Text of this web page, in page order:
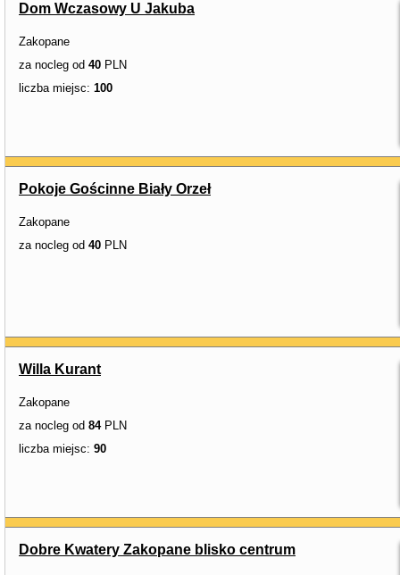
Dom Wczasowy U Jakuba
Zakopane
za nocleg od 40 PLN
liczba miejsc: 100
Pokoje Gościnne Biały Orzeł
Zakopane
za nocleg od 40 PLN
Willa Kurant
Zakopane
za nocleg od 84PLN
liczba miejsc: 90
Dobre Kwatery Zakopane blisko centrum